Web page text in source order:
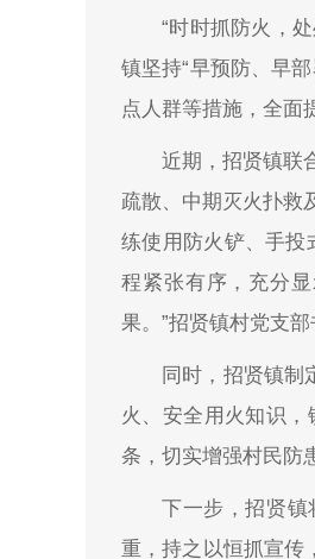
“时时抓防火，
镇坚持“早预防、早
点人群等措施，全面
近期，招贤镇联
疏散、中期灭火扑救
练使用防火铲、手投
程紧张有序，充分
果。”招贤镇村党支部
同时，招贤镇制
火、安全用火知识
条，切实增强村民防
下一步，招贤镇
重，持之以恒抓宣传